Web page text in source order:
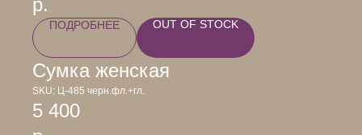
р.
ПОДРОБНЕЕ OUT OF STOCK
Сумка женская
SKU: Ц-485 черн.фл.+гл.
5 400